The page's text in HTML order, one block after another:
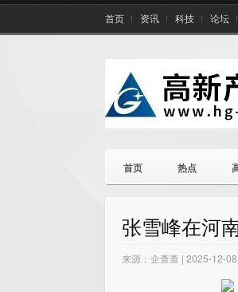
首页 资讯 科技 论坛
首页 热点
张雪峰在河
来源：企查查 | 2025-12-